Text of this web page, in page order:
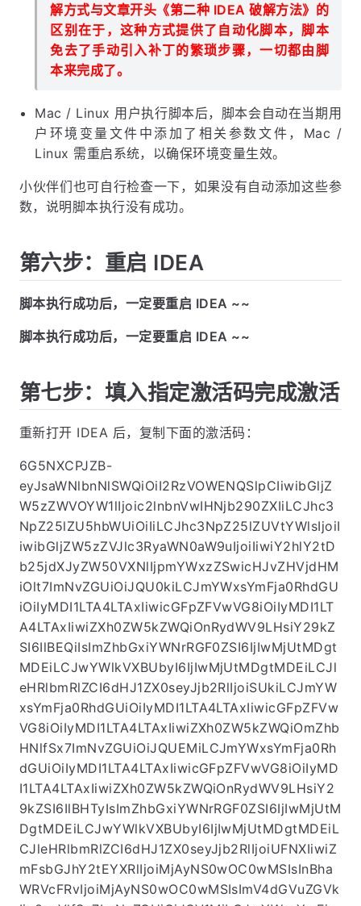
解方式与文章开头《第二种 IDEA 破解方法》的
区别在于，这种方式提供了自动化脚本，脚本
免去了手动引入补丁的繁琐步骤，一切都由脚
本来完成了。
Mac / Linux 用户执行脚本后，脚本会自动在当期用
户环境变量文件中添加了相关参数文件，Mac /
Linux 需重启系统，以确保环境变量生效。
小伙伴们也可自行检查一下，如果没有自动添加这些参
数，说明脚本执行没有成功。
第六步：重启 IDEA
脚本执行成功后，一定要重启 IDEA ~~
脚本执行成功后，一定要重启 IDEA ~~
第七步：填入指定激活码完成激活
重新打开 IDEA 后，复制下面的激活码：
6G5NXCPJZB-
eyJsaWNlbnNlSWQiOiI2RzVOWENQSlpCIiwibGljZ
W5zZWVOYW1lIjoic2lnbnVwIHNjb290ZXIiLCJhc3
NpZ25lZU5hbWUiOiIiLCJhc3NpZ25lZUVtYWlsIjoiI
iwibGljZW5zZVJlc3RyaWN0aW9uIjoiIiwiY2hlY2tD
b25jdXJyZW50VXNlIjpmYWxzZSwicHJvZHVjdHM
iOlt7ImNvZGUiOiJQU0kiLCJmYWxsYmFja0RhdGU
iOiIyMDI1LTA4LTAxIiwicGFpZFVwVG8iOiIyMDI1LT
A4LTAxIiwiZXh0ZW5kZWQiOnRydWV9LHsiY29kZ
SI6IlBEQiIsImZhbGxiYWNrRGF0ZSI6IjIwMjUtMDgt
MDEiLCJwYWlkVXBUbyI6IjIwMjUtMDgtMDEiLCJl
eHRlbmRlZCI6dHJ1ZX0seyJjb2RlIjoiSUkiLCJmYW
xsYmFja0RhdGUiOiIyMDI1LTA4LTAxIiwicGFpZFVw
VG8iOiIyMDI1LTA4LTAxIiwiZXh0ZW5kZWQiOmZhb
HNlfSx7ImNvZGUiOiJQUEMiLCJmYWxsYmFja0Rh
dGUiOiIyMDI1LTA4LTAxIiwicGFpZFVwVG8iOiIyMD
I1LTA4LTAxIiwiZXh0ZW5kZWQiOnRydWV9LHsiY2
9kZSI6IlBHTyIsImZhbGxiYWNrRGF0ZSI6IjIwMjUtM
DgtMDEiLCJwYWlkVXBUbyI6IjIwMjUtMDgtMDEiL
CJleHRlbmRlZCI6dHJ1ZX0seyJjb2RlIjoiUFNXIiwiZ
mFsbGJhY2tEYXRlIjoiMjAyNS0wOC0wMSIsInBha
WRVcFRvIjoiMjAyNS0wOC0wMSIsImV4dGVuZGVk